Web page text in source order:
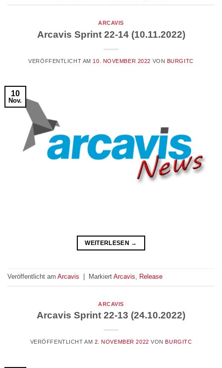
ARCAVIS
Arcavis Sprint 22-14 (10.11.2022)
VERÖFFENTLICHT AM 10. NOVEMBER 2022 VON BURGITC
10
Nov.
WEITERLESEN →
Veröffentlicht am Arcavis Markiert Arcavis Release
ARCAVIS
Arcavis Sprint 22-13 (24.10.2022)
VERÖFFENTLICHT AM 2. NOVEMBER 2022 VONBURGITC